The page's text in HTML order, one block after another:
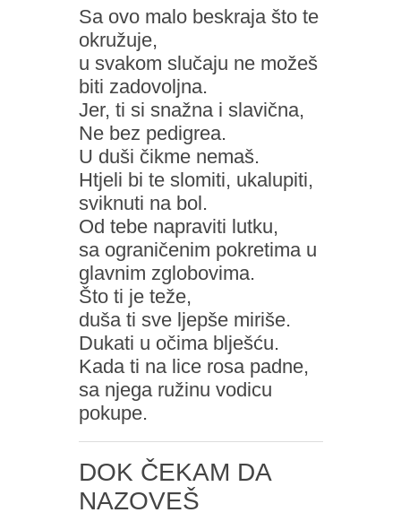
Sa ovo malo beskraja što te
okružuje,
u svakom slučaju ne možeš
biti zadovoljna.
Jer, ti si snažna i slavična,
Ne bez pedigrea.
U duši čikme nemaš.
Htjeli bi te slomiti, ukalupiti,
sviknuti na bol.
Od tebe napraviti lutku,
sa ograničenim pokretima u
glavnim zglobovima.
Što ti je teže,
duša ti sve ljepše miriše.
Dukati u očima blješću.
Kada ti na lice rosa padne,
sa njega ružinu vodicu
pokupe.
DOK ČEKAM DA
NAZOVEŠ